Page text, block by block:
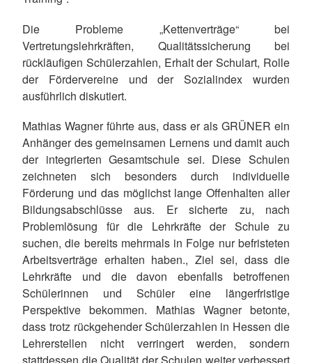
Die Probleme „Kettenverträge“ bei
Vertretungslehrkräften, Qualitätssicherung bei
rückläufigen Schülerzahlen, Erhalt der Schulart, Rolle
der Fördervereine und der Sozialindex wurden
ausführlich diskutiert.
Mathias Wagner führte aus, dass er als GRÜNER ein
Anhänger des gemeinsamen Lernens und damit auch
der integrierten Gesamtschule sei. Diese Schulen
zeichneten sich besonders durch individuelle
Förderung und das möglichst lange Offenhalten aller
Bildungsabschlüsse aus. Er sicherte zu, nach
Problemlösung für die Lehrkräfte der Schule zu
suchen, die bereits mehrmals in Folge nur befristeten
Arbeitsverträge erhalten haben., Ziel sei, dass die
Lehrkräfte und die davon ebenfalls betroffenen
Schülerinnen und Schüler eine längerfristige
Perspektive bekommen. Mathias Wagner betonte,
dass trotz rückgehender Schülerzahlen in Hessen die
Lehrerstellen nicht verringert werden, sondern
stattdessen die Qualität der Schulen weiter verbessert